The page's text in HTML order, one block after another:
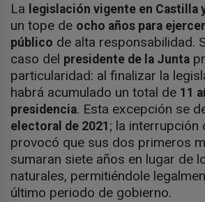
La legislación vigente en Castilla
un tope de ocho años para
público de alta responsabilidad.
caso del presidente de la Junta
particularidad: al finalizar la
habrá acumulado un total de 11
presidencia. Esta excepción se
electoral de 2021 ; la interrupción
provocó que sus dos primeros
sumaran siete años en lugar de
naturales, permitiéndole
último periodo de gobierno.